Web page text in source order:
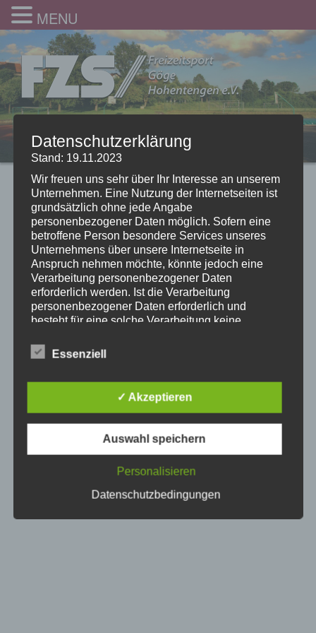
MENU
Datenschutzerklärung
Stand: 19.11.2023
Wir freuen uns sehr über Ihr Interesse an unserem
Unternehmen. Eine Nutzung der Internetseiten ist
grundsätzlich ohne jede Angabe
personenbezogener Daten möglich. Sofern eine
betroffene Person besondere Services unseres
Unternehmens über unsere Internetseite in
Anspruch nehmen möchte, könnte jedoch eine
Verarbeitung personenbezogener Daten
erforderlich werden. Ist die Verarbeitung
personenbezogener Daten erforderlich und
besteht für eine solche Verarbeitung keine
Einwilligung der betroffenen Person ein.
beispielsweise des Namens, der Anschrift, E-Mail-
Adresse oder Telefonnummer einer betroffenen
Person, erfolgt stets im Einklang mit der
Datenschutz-Grundverordnung und in
Übereinstimmung mit den für uns geltenden
landesspezifischen Datenschutzbestimmungen.
Mittels dieser Datenschutzerklärung möchte unser
und Zweck der von uns erhobenen, genutzten und
Essenziell
✓ Akzeptieren
Auswahl speichern
Personalisieren
Datenschutzbedingungen